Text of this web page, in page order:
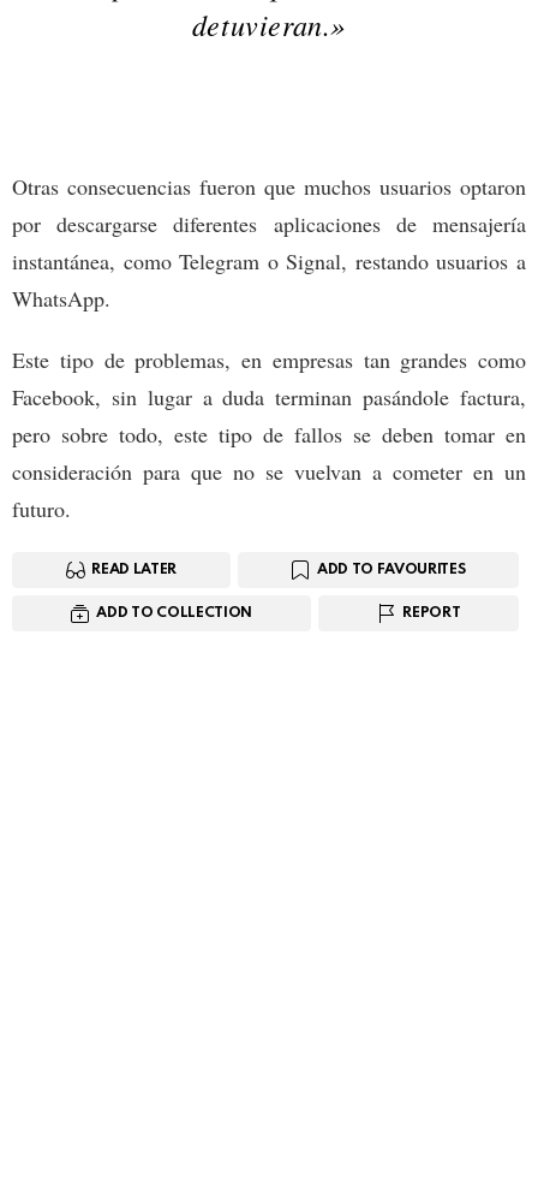
detuvieran.»
Otras consecuencias fueron que muchos usuarios optaron
por descargarse diferentes aplicaciones de mensajería
instantánea, como Telegram o Signal, restando usuarios a
WhatsApp.
Este tipo de problemas, en empresas tan grandes como
Facebook, sin lugar a duda terminan pasándole factura,
pero sobre todo, este tipo de fallos se deben tomar en
consideración para que no se vuelvan a cometer en un
futuro.
READ LATER ADD TO FAVOURITES
ADD TO COLLECTION REPORT